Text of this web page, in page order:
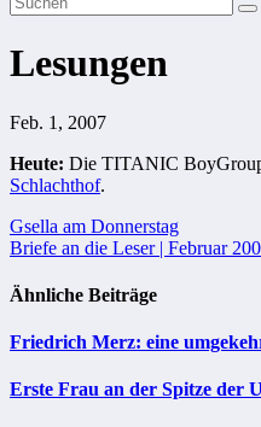
Lesungen
Feb. 1, 2007
Heute: Die TITANIC
Schlachthof.
Beitragsnavigation
Gsella am Donnerstag
Briefe an die Leser | Februar
Ähnliche Beiträge
Friedrich Merz: eine
Erste Frau an der Spitze der